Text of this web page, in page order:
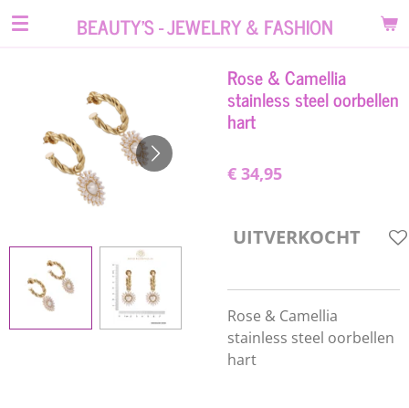
Ga
hoofdinhoud
BEAUTY'S - JEWELRY & FASHION
Rose & Camellia
stainless steel oorbellen
hart
€ 34,95
UITVERKOCHT
Rose & Camellia
stainless steel oorbellen
hart